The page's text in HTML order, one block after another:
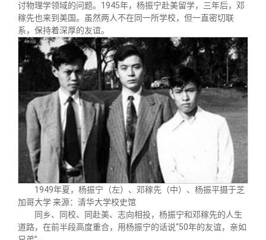
讨物理学领域的问题。1945年，杨振宁赴美留学，三年后，邓
稼先也来到美国。虽然两人不在同一所学校，但一直密切联
系，保持着深厚的友谊。
1949年夏，杨振宁（左）、邓稼先（中）、杨振平摄于芝
加哥大学 来源：清华大学校史馆
同乡、同校、同赴美、志向相投，杨振宁和邓稼先的人生
道路，在前半段高度重合，用杨振宁的话说“50年的友谊，亲如